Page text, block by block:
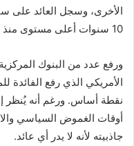
الأخرى، وسجل العائد على
10 سنوات أعلى مستوى منذ أبريل 2010.
ورفع عدد من البنوك
نقطة أساس. ورغم أنه يُنظر
أوقات الغموض السياسي
جاذبيته لأنه لا يدر أي عائد.